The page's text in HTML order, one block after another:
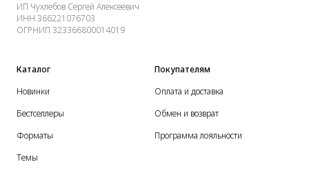
ИП Чухлебов Сергей Алексеевич
ИНН 366221076703
ОГРНИП 323366800014019
Каталог
Новинки
Бестселлеры
Форматы
Темы
Покупателям
Оплата и доставка
Обмен и возврат
Программа лояльности